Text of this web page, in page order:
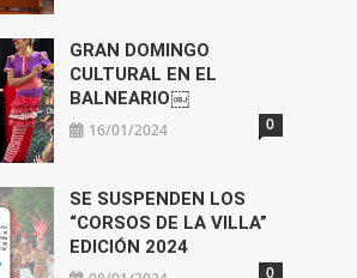
GRAN DOMINGO
CULTURAL EN EL
BALNEARIO￼
16/01/2024 0
SE SUSPENDEN LOS
“CORSOS DE LA VILLA”
EDICIÓN 2024
0